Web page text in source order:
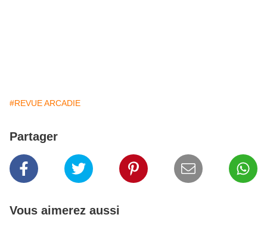
#REVUE ARCADIE
Partager
Vous aimerez aussi